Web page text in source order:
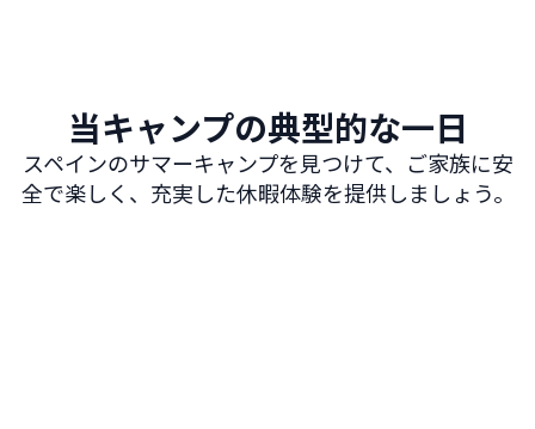
当キャンプの典型的な一日
スペインのサマーキャンプを見つけて、ご家族に安
全で楽しく、充実した休暇体験を提供しましょう。